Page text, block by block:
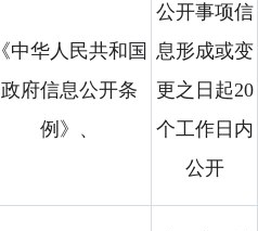
《中华人民共和国
政府信息公开条
例》、
公开事项信
息形成或变
更之日起20
个工作日内
公开